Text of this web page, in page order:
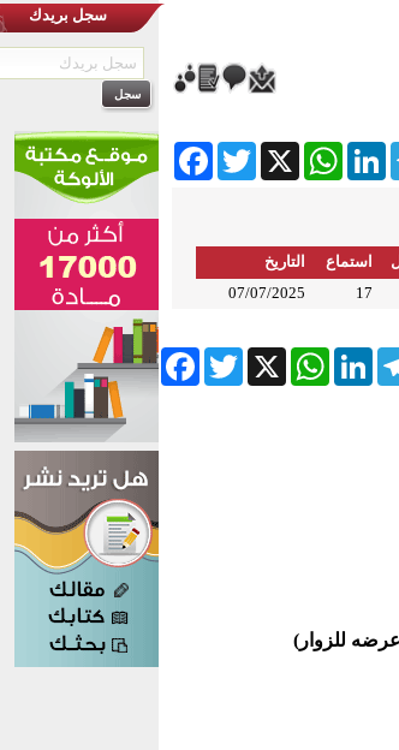
FacebookTwitter X
WhatsAppLinkedIn
استماع
التاريخ
17
07/07/2025
FacebookTwitter X
WhatsAppLinkedIn
للزوار)
سجل بريدك